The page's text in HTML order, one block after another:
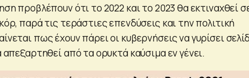
προβλέπουν ότι το 2022 και το 2023 θα εκτιναχθεί
παρά τις τεράστιες επενδύσεις και την πολιτική
πως έχουν πάρει οι κυβερνήσεις να γυρίσει
απεξαρτηθεί από τα ορυκτά καύσιμα εν γένει.